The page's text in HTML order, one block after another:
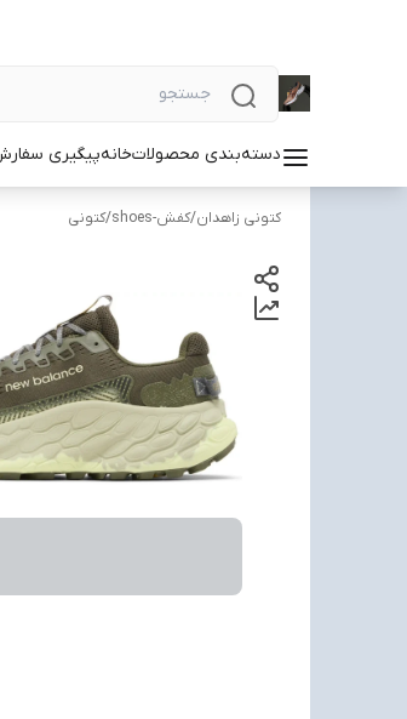
دسته‌بندی محصولاتخانهپیگیری
کتونی زاهدان/کفش-shoes /کتونی